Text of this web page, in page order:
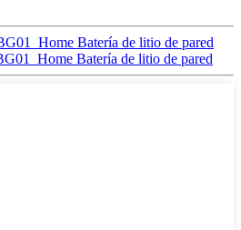
Batería de litio de pared
Batería de litio de pared